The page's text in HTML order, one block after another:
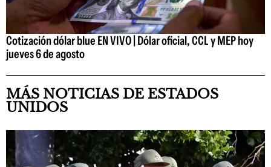
Cotización dólar blue EN VIVO | Dólar oficial, CCL y MEP hoy
jueves 6 de agosto
MÁS NOTICIAS DE ESTADOS
UNIDOS